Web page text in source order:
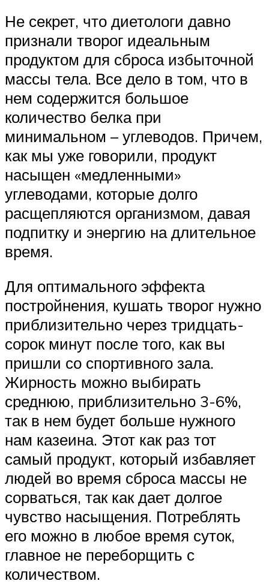
Не секрет, что диетологи давно
признали творог идеальным
продуктом для сброса избыточной
массы тела. Все дело в том, что в
нем содержится большое
количество белка при
минимальном – углеводов. Причем,
как мы уже говорили, продукт
насыщен «медленными»
углеводами, которые долго
расщепляются организмом, давая
подпитку и энергию на длительное
время.
Для оптимального эффекта
постройнения, кушать творог нужно
приблизительно через тридцать-
сорок минут после того, как вы
пришли со спортивного зала.
Жирность можно выбирать
среднюю, приблизительно 3-6%,
так в нем будет больше нужного
нам казеина. Этот как раз тот
самый продукт, который избавляет
людей во время сброса массы не
сорваться, так как дает долгое
чувство насыщения. Потреблять
его можно в любое время суток,
главное не переборщить с
количеством.